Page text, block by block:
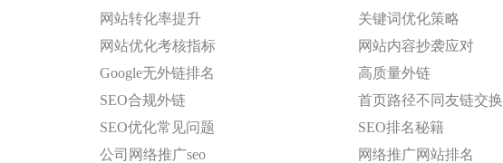
网站转化率提升
关键词优化策略
网站优化考核指标
网站内容抄袭应对
Google无外链排名
高质量外链
SEO合规外链
首页路径不同友链交换
SEO优化常见问题
SEO排名秘籍
公司网络推广seo
网络推广网站排名